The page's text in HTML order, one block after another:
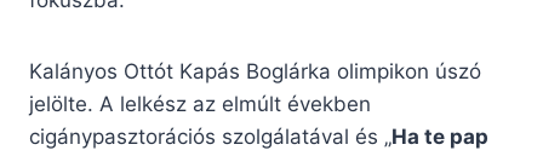
Kalányos Ottót Kapás Boglárka olimpikon úszó
jelölte. A lelkész az elmúlt években
cigánypasztorációs szolgálatával és „Ha te pap